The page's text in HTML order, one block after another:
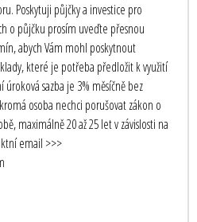
Poskytuji půjčky a investice pro
o půjčku prosím uveďte přesnou
abych Vám mohl poskytnout
které je potřeba předložit k využití
sazba je 3% měsíčně bez
osoba nechci porušovat zákon o
maximálně 20 až 25 let v závislosti na
email >>>